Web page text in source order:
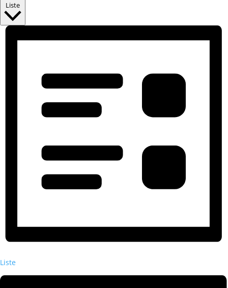
Liste
Liste